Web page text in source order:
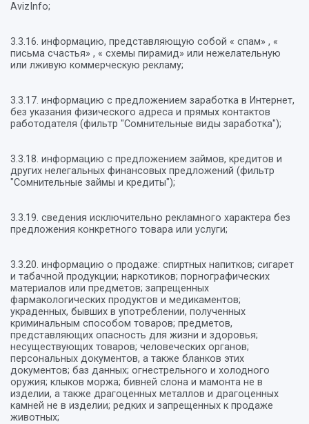
AvizInfo;
3.3.16. информацию, представляющую собой « спам» , «
письма счастья» , « схемы пирамид» или нежелательную
или лживую коммерческую рекламу;
3.3.17. информацию с предложением заработка в Интернет,
без указания физического адреса и прямых контактов
работодателя (фильтр "Сомнительные виды заработка");
3.3.18. информацию с предложением займов, кредитов и
других нелегальных финансовых предложений (фильтр
"Сомнительные займы и кредиты");
3.3.19. сведения исключительно рекламного характера без
предложения конкретного товара или услуги;
3.3.20. информацию о продаже: спиртных напитков; сигарет
и табачной продукции; наркотиков; порнографических
материалов или предметов; запрещенных
фармакологических продуктов и медикаментов;
украденных, бывших в употреблении, полученных
криминальным способом товаров; предметов,
представляющих опасность для жизни и здоровья;
несуществующих товаров; человеческих органов;
персональных документов, а также бланков этих
документов; баз данных; огнестрельного и холодного
оружия; клыков моржа; бивней слона и мамонта не в
изделии, а также драгоценных металлов и драгоценных
камней не в изделии; редких и запрещенных к продаже
животных;